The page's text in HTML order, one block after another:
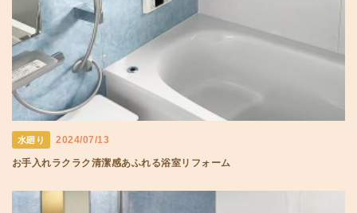
水廻り 2024/07/13
お手入れラクラク清潔感あふれる浴室リフォーム